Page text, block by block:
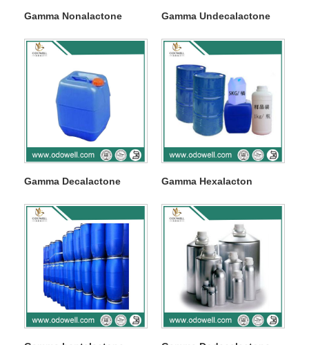
Gamma Nonalactone Gamma Undecalactone
Gamma Decalactone Gamma Hexalacton